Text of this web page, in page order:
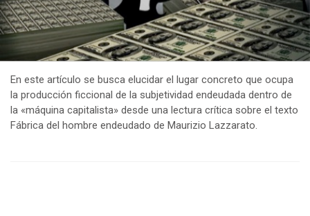
En este artículo se busca elucidar el lugar concreto que ocupa
la producción ficcional de la subjetividad endeudada dentro de
la «máquina capitalista» desde una lectura crítica sobre el texto
Fábrica del hombre endeudado de Maurizio Lazzarato.